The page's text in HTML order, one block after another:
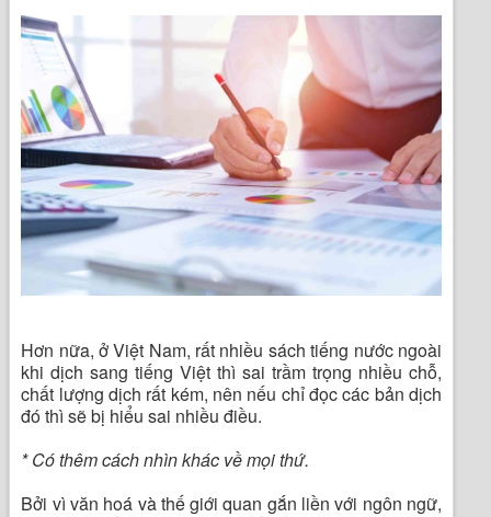
Hơn nữa, ở Việt Nam, rất nhiều sách tiếng nước ngoài
khi dịch sang tiếng Việt thì sai trầm trọng nhiều chỗ,
chất lượng dịch rất kém, nên nếu chỉ đọc các bản dịch
đó thì sẽ bị hiểu sai nhiều điều.
* Có thêm cách nhìn khác về mọi thứ.
Bởi vì văn hoá và thế giới quan gắn liền với ngôn ngữ,